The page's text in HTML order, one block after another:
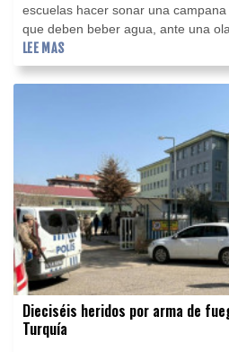
escuelas hacer sonar una
que deben beber agua, ante una
los 40 ºC.
LEE MAS
Dieciséis heridos por arma de
Turquía